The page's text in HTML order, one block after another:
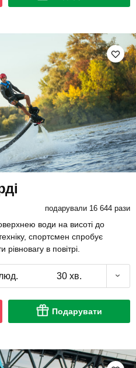
подарували 16 644 рази
води на висоті до
спортсмен спробує
в повітрі.
30 хв.
Подарувати